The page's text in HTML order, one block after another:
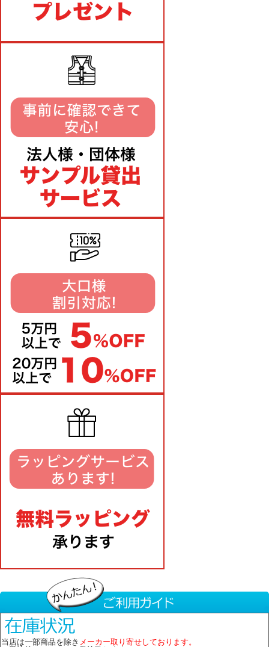
当店は一部商品を除き メーカー取り寄せしております。